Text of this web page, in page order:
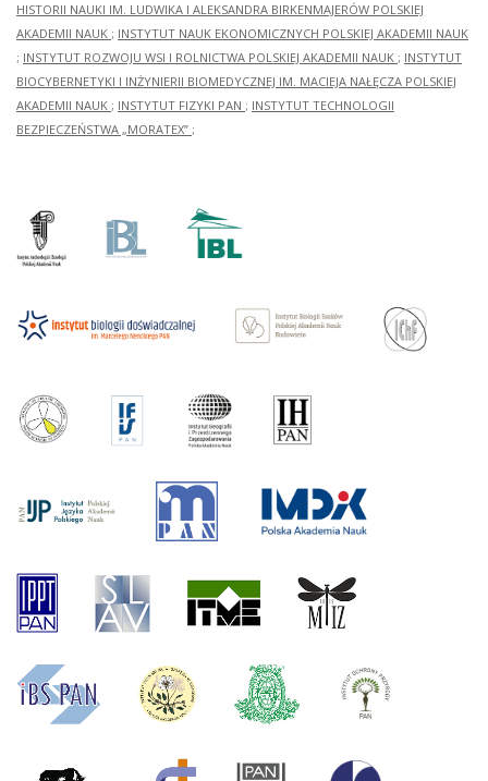
HISTORII NAUKI IM. LUDWIKA I ALEKSANDRA BIRKENMAJERÓW POLSKIEJ
AKADEMII NAUK ; INSTYTUT NAUK EKONOMICZNYCH POLSKIEJ AKADEMII NAUK
; INSTYTUT ROZWOJU WSI I ROLNICTWA POLSKIEJ AKADEMII NAUK ; INSTYTUT
BIOCYBERNETYKI I INŻYNIERII BIOMEDYCZNEJ IM. MACIEJA NAŁĘCZA POLSKIEJ
AKADEMII NAUK ; INSTYTUT FIZYKI PAN ; INSTYTUT TECHNOLOGII
BEZPIECZEŃSTWA „MORATEX” ;